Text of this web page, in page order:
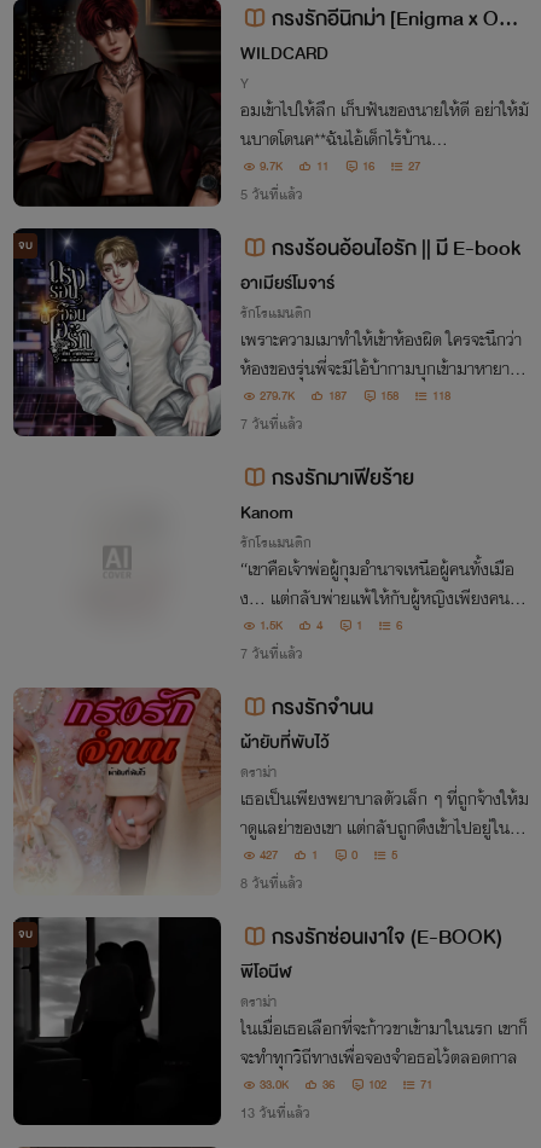
กรงรักอีนิกม่า [Enigma x Ome
ga]
WILDCARD
Y
อมเข้าไปให้ลึก เก็บฟันของนายให้ดี อย่าให้มั
นบาดโดนค**ฉันไอ้เด็กไร้บ้าน…
9.7K 11 16 27
5 วันที่แล้ว
จบ กรงร้อนอ้อนไอรัก || มี E-book
อาเมียร์โมจาร์
รักโรแมนติก
เพราะความเมาทำให้เข้าห้องผิด ใครจะนึกว่า
ห้องของรุ่นพี่จะมีไอ้บ้ากามบุกเข้ามาหายามดึ
ก ถึงจะเมาก็ไม่ได้จะเอามั่วๆ งานนี้เลยมีคนห
น้าแหกและหัวแตกไปตามระเบียบ "มาถึงเตี
279.7K 187 158 118
7 วันที่แล้ว
กรงรักมาเฟียร้าย
Kanom
รักโรแมนติก
“เขาคือเจ้าพ่อผู้กุมอำนาจเหนือผู้คนทั้งเมือ
ง… แต่กลับพ่ายแพ้ให้กับผู้หญิงเพียงคนเดี
ยว กรงรักของเขาที่สร้างขึ้นจะกักขังตัวเธอห
รือจะกักขังตัวเขาเอง”
1.5K 4 1 6
7 วันที่แล้ว
กรงรักจำนน
ผ้ายับที่พับไว้
ดราม่า
เธอเป็นเพียงพยาบาลตัวเล็ก ๆ ที่ถูกจ้างให้ม
าดูแลย่าของเขา แต่กลับถูกดึงเข้าไปอยู่ในเก
มของครอบครัวมหาเศรษฐี เกมที่เธอไม่ได้ส
มัครใจแม้แต่น้อย
427 1 0 5
8 วันที่แล้ว
จบ กรงรักซ่อนเงาใจ (E-BOOK)
พีโอนีฬ
ดราม่า
ในเมื่อเธอเลือกที่จะก้าวขาเข้ามาในนรก เขาก็
จะทำทุกวิถีทางเพื่อจองจำอธอไว้ตลอดกาล
33.0K 36 102 71
13 วันที่แล้ว